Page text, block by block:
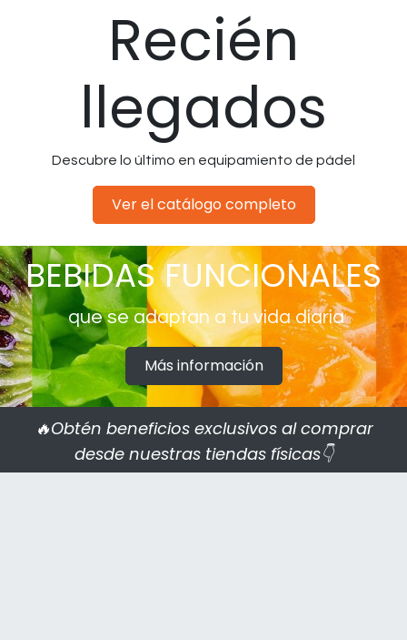
Recién
llegados
Descubre lo último en equipamiento de pádel
Ver el catálogo completo
BEBIDAS FUNCIONALES
que se adaptan a tu vida diaria
Más información
🔥Obtén beneficios exclusivos al comprar
desde nuestras tiendas físicas👇